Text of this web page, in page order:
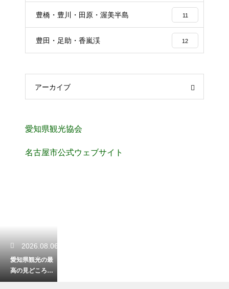
豊橋・豊川・田原・渥美半島 11
豊田・足助・香嵐渓 12
アーカイブ
愛知県観光協会
名古屋市公式ウェブサイト
2026.08.06
愛知県観光の最
高の見どころを
徹底解説！旅が